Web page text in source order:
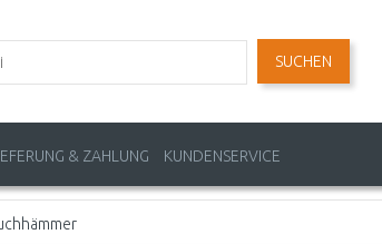
SUCHEN
& ZAHLUNG KUNDENSERVICE